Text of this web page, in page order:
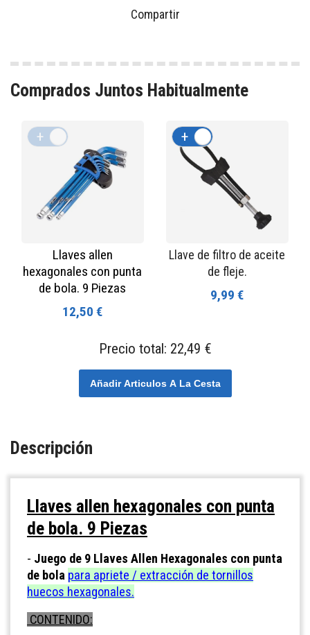
Compartir
Comprados Juntos Habitualmente
Llaves allen
hexagonales con punta
de bola. 9 Piezas
12,50 €
+
Llave de filtro de aceite
de fleje.
9,99 €
+
Precio total: 22,49 €
Añadir Articulos A La Cesta
Descripción
Llaves allen hexagonales con punta
de bola. 9 Piezas
- Juego de 9 Llaves Allen Hexagonales con punta
de bola para apriete / extracción de tornillos
huecos hexagonales.
CONTENIDO: